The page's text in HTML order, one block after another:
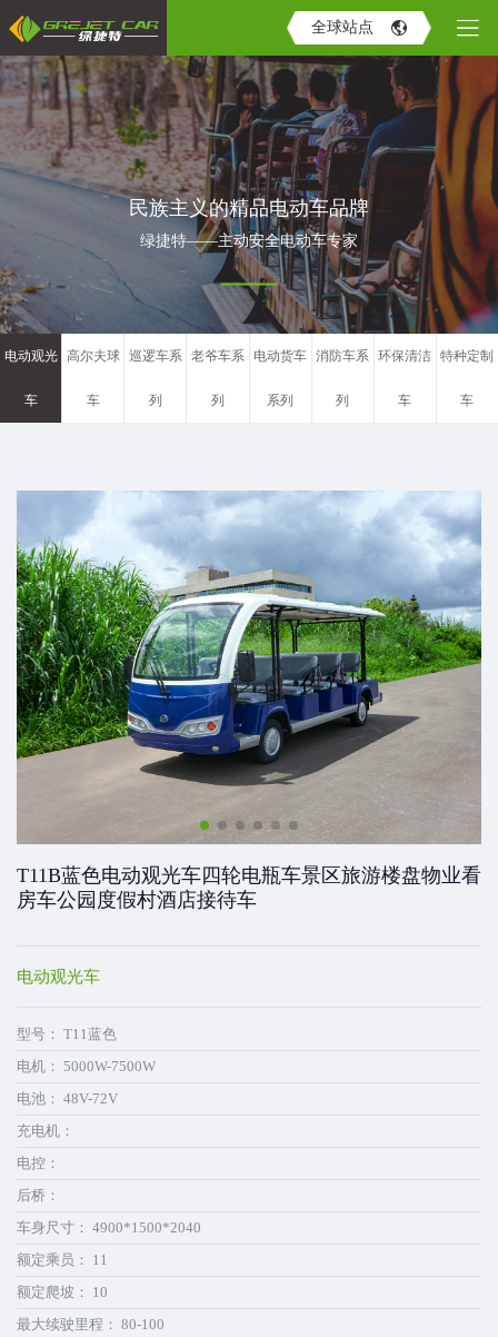
全球站点
电动观光
车
高尔夫球
车
巡逻车系
列
老爷车系
列
电动货车
系列
消防车系
列
环保清洁
车
特种定制
车
民族主义的精品电动车品牌
绿捷特——主动安全电动车专家
T11B蓝色电动观光车四轮电瓶车景区旅游楼盘物业看
房车公园度假村酒店接待车
电动观光车
型号： T11蓝色
电机： 5000W-7500W
电池： 48V-72V
充电机：
电控：
后桥：
车身尺寸： 4900*1500*2040
额定乘员： 11
额定爬坡： 10
最大续驶里程： 80-100